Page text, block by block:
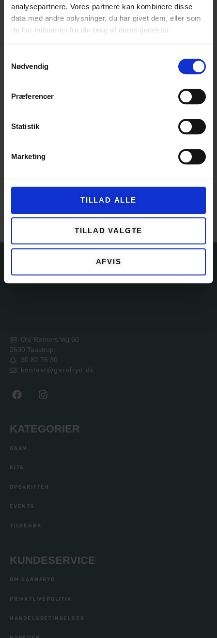
analysepartnere. Vores partnere kan kombinere disse
data med andre oplysninger, du har givet dem, eller som
de har indsamlet fra din brug af deres tjenester.
Nødvendig
Præferencer
Statistik
Marketing
TILLAD ALLE
TILLAD VALGTE
AFVIS
Beskrivelse
Opskriften indeholder en videovejledning i hvordan man hækler
Vaske anvisning
Ole Rømers Vej 60
2630 Taastrup
30 82 76 30
kontakt@garnfryd.dk
KATEGORIER
GARN
KITS
OPSKRIFTER
EVENTS
TILBEHØR
KUNDESERVICE
OM GARNFRYD
PRIVATLIVSPOLITIK
HANDELSBETINGELSER